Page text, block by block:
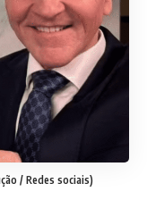
/ Redes sociais)